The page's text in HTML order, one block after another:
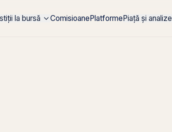
la bursă ComisioanePlatformePiață și analize